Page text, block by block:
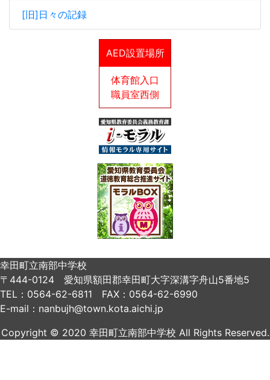
[旧]日々の記録
AED設置場所
体育館入口
職員室西側
幸田町立南部中学校
〒444-0124 愛知県額田郡幸田町大字深溝字舟山5番地5
TEL：0564-62-6811 FAX：0564-62-6990
E-mail：nanbujh@town.kota.aichi.jp
Copyright © 2020 幸田町立南部中学校 All Rights Reserved.